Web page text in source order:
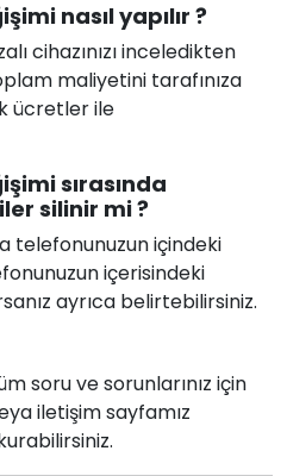
nasıl yapılır ?
cihazınızı inceledikten
maliyetini tarafınıza
ücretler ile
sırasında
silinir mi ?
telefonunuzun içindeki
içerisindeki
ayrıca belirtebilirsiniz.
soru ve sorunlarınız için
iletişim sayfamız